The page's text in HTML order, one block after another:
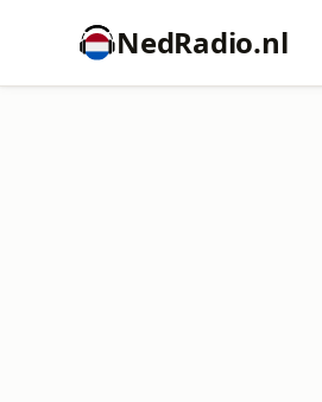
NedRadio.nl